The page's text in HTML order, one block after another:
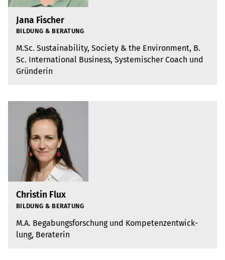
Jana Fischer
BIL­DUNG & BERA­TUNG
M.​Sc. Sus­tai­na­bi­lity, Society & the Envi­ron­ment, B.​
Sc. Inter­na­tio­nal Busi­ness, Sys­te­mi­scher Coach und
Grün­de­rin
Christin Flux
BIL­DUNG & BERA­TUNG
M.A. Bega­bungs­for­schung und Kom­pe­tenz­ent­wick­
lung, Bera­te­rin